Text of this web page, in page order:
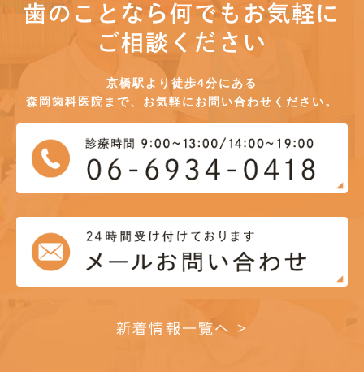
歯のことなら何でもお気軽に
ご相談ください
京橋駅より徒歩4分にある
森岡歯科医院まで、お気軽にお問い合わせください。
新着情報一覧へ >